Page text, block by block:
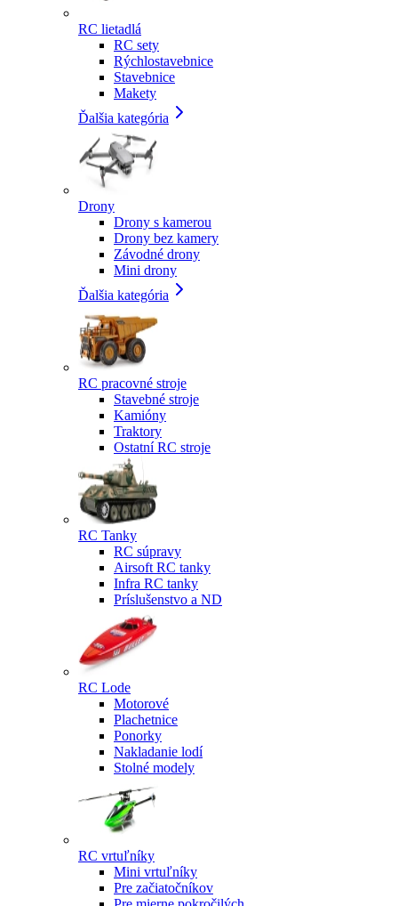
RC lietadlá
RC sety
Rýchlostavebnice
Stavebnice
Makety
Ďalšia kategória
Drony
Drony s kamerou
Drony bez kamery
Závodné drony
Mini drony
Ďalšia kategória
RC pracovné stroje
Stavebné stroje
Kamióny
Traktory
Ostatní RC stroje
RC Tanky
RC súpravy
Airsoft RC tanky
Infra RC tanky
Príslušenstvo a ND
RC Lode
Motorové
Plachetnice
Ponorky
Nakladanie lodí
Stolné modely
RC vrtuľníky
Mini vrtuľníky
Pre začiatočníkov